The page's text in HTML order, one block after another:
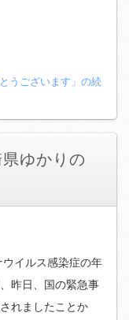
うございます」の続
ゆかりの
イルス感染症の年
昨日、国の緊急事
れましたことか